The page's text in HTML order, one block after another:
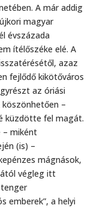
A már addig
magyar
évszázada
ítélőszéke elé. A
azaz
fejlődő kikötőváros
az óriási
–
küzdötte fel magát.
– miként
(is) –
mágnások,
végleg itt
emberek”, a helyi